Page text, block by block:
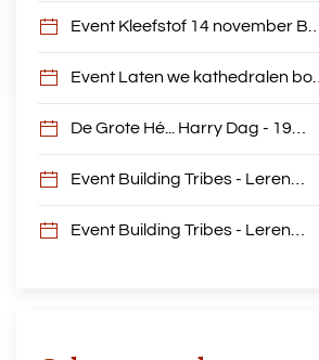
Event Kleefstof 14 november B…
Event Laten we kathedralen bo…
De Grote Hé... Harry Dag - 19…
Event Building Tribes - Leren…
Event Building Tribes - Leren…